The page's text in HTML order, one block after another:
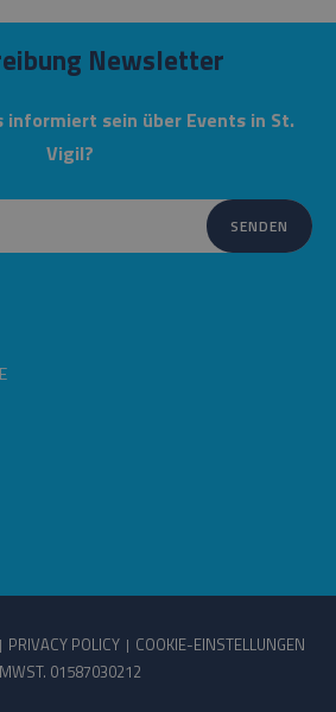
Newsletter
informiert sein über Events in St.
Vigil?
PRIVACY POLICY
COOKIE-EINSTELLUNGEN
MWST. 01587030212